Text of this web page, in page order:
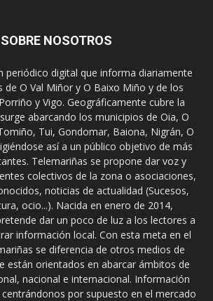
SOBRE NOSOTROS
periódico digital que informa diariamente
de O Val Miñor y O Baixo Miño y de los
y Vigo. Geográficamente cubre la
abarcando los municipios de Oia, O
Tui, Gondomar, Baiona, Nigrán, O
así a un público objetivo de más
Telemariñas se propone dar voz y
colectivos de la zona o asociaciones,
noticias de actualidad (Sucesos,
ocio...). Nacida en enero de 2014,
dar un poco de luz a los lectores a
información local. Con esta meta en el
se diferencia de otros medios de
están orientados en abarcar ámbitos de
nacional e internacional. Información
por supuesto en el mercado